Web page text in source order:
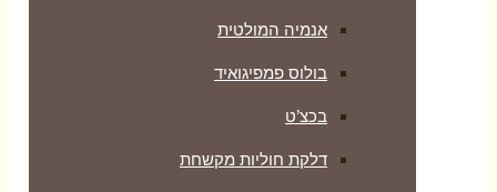
אנמיה המולטית
בולוס פמפיגואיד
בכצ’ט
דלקת חוליות מקשחת